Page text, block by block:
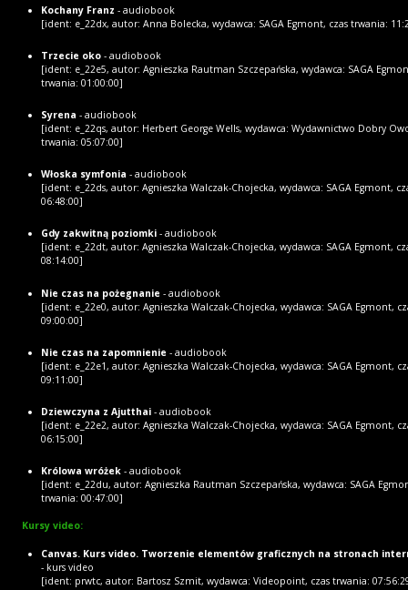
Kochany Franz - audiobook
[ident: e_22dx, autor: Anna Bolecka, wydawca: SAGA Egmont, czas trwania:
Trzecie oko- audiobook
[ident: e_22e5, autor: Agnieszka Rautman Szczepańska, wydawca: SAGA
trwania: 01:00:00]
Syrena - audiobook
[ident: e_22qs, autor: Herbert George Wells, wydawca: Wydawnictwo Dobry
trwania: 05:07:00]
Włoska symfonia - audiobook
[ident: e_22ds, autor: Agnieszka Walczak-Chojecka, wydawca: SAGA Egmont,
06:48:00]
Gdy zakwitną poziomki- audiobook
[ident: e_22dt, autor: Agnieszka Walczak-Chojecka, wydawca: SAGA Egmont,
08:14:00]
Nie czas na pożegnanie - audiobook
[ident: e_22e0, autor: Agnieszka Walczak-Chojecka, wydawca: SAGA Egmont,
09:00:00]
Nie czas na zapomnienie - audiobook
[ident: e_22e1, autor: Agnieszka Walczak-Chojecka, wydawca: SAGA Egmont,
09:11:00]
Dziewczyna z Ajutthai- audiobook
[ident: e_22e2, autor: Agnieszka Walczak-Chojecka, wydawca: SAGA Egmont,
06:15:00]
Królowa wróżek- audiobook
[ident: e_22du, autor: Agnieszka Rautman Szczepańska, wydawca: SAGA
trwania: 00:47:00]
Kursy video:
Canvas. Kurs video. Tworzenie elementów graficznych na stronach
- kurs video
[ident: prwtc, autor: Bartosz Szmit, wydawca: Videopoint, czas trwania: